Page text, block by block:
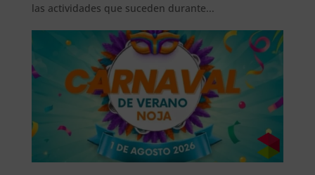
las actividades que suceden durante...